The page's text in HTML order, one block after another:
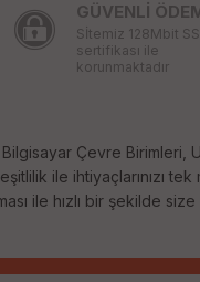
GÜVENLİ
Sİtemiz 128Mbit
sertifikası ile
korunmaktadır
Çevre Birimleri,
ile ihtiyaçlarınızı
ile hızlı bir şekilde size